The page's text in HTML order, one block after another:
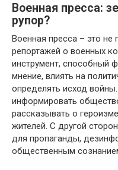
Военная пресса:
рупор?
Военная пресса – это не
репортажей о военных
инструмент, способный
мнение, влиять на
определять исход
информировать
рассказывать о
жителей. С другой
для пропаганды,
общественным